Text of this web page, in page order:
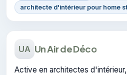
architecte d'intérieur pour home
UA Un Air de Déco
Active en architectes